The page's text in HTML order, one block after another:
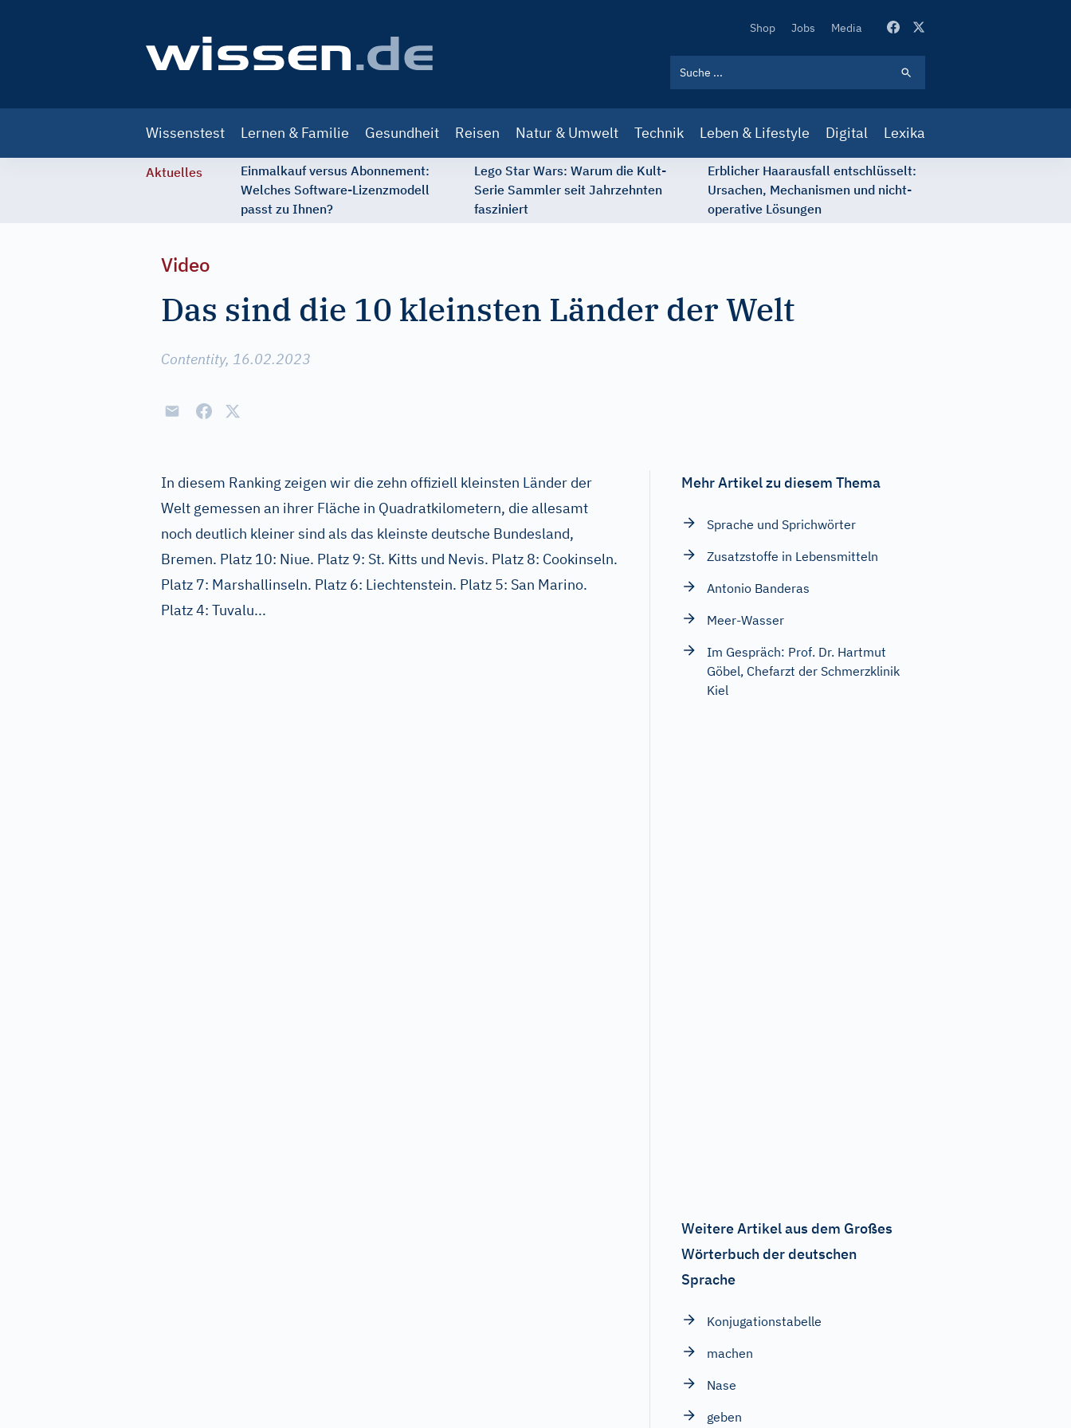
Secondary
Shop Jobs Media
navigation
Wissenstest Lernen & Familie Gesundheit Reisen Natur & Umwelt Technik Leben & Lifestyle Digital Lexika
Aktuelles
Einmalkauf versus Abonnement:
Welches Software-Lizenzmodell
passt zu Ihnen?
Lego Star Wars: Warum die Kult-
Serie Sammler seit Jahrzehnten
fasziniert
Erblicher Haarausfall entschlüsselt:
Ursachen, Mechanismen und nicht-
operative Lösungen
Video
Das sind die 10 kleinsten Länder der Welt
Contentity, 16.02.2023
In diesem Ranking zeigen wir die zehn offiziell kleinsten Länder der
Welt gemessen an ihrer Fläche in Quadratkilometern, die allesamt
noch deutlich kleiner sind als das kleinste deutsche Bundesland,
Bremen. Platz 10: Niue. Platz 9: St. Kitts und Nevis. Platz 8: Cookinseln.
Platz 7: Marshallinseln. Platz 6: Liechtenstein. Platz 5: San Marino.
Platz 4: Tuvalu...
Mehr Artikel zu diesem Thema
Sprache und Sprichwörter
Zusatzstoffe in Lebensmitteln
Antonio Banderas
Meer-Wasser
Im Gespräch: Prof. Dr. Hartmut
Göbel, Chefarzt der Schmerzklinik
Kiel
Weitere Artikel aus dem Großes
Wörterbuch der deutschen
Sprache
Konjugationstabelle
machen
Nase
geben